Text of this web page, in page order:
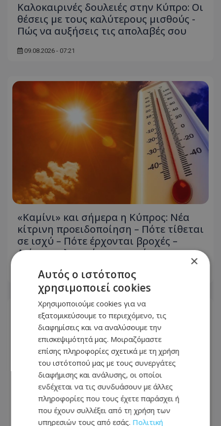
Καλοκαιρινές δουλειές στην Κύπρο: Οι
θέσεις με τους καλύτερους μισθούς -
Πώς να αυξήσεις τις απολαβές σου
09.08.2026 - 07:21
«Καμίνι» και σήμερα η Κύπρος: Νέα
κίτρινη προειδοποίηση – Πότε τίθεται
σε ισχύ – Πότε έρχονται βροχές –
Δείτε αναλυτικά το «μενού»
09.08.2026 - 07:15
×
Αυτός ο ιστότοπος
χρησιμοποιεί cookies
Χρησιμοποιούμε cookies για να
εξατομικεύσουμε το περιεχόμενο, τις
διαφημίσεις και να αναλύσουμε την
επισκεψιμότητά μας. Μοιραζόμαστε
επίσης πληροφορίες σχετικά με τη χρήση
του ιστότοπού μας με τους συνεργάτες
διαφήμισης και ανάλυσης, οι οποίοι
ενδέχεται να τις συνδυάσουν με άλλες
πληροφορίες που τους έχετε παράσχει ή
που έχουν συλλέξει από τη χρήση των
υπηρεσιών τους από εσάς. Πολιτική